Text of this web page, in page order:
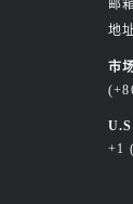
邮
地
市
+1